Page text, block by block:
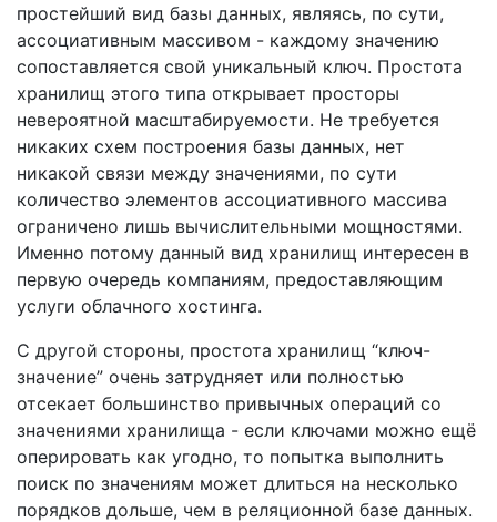
простейший вид базы данных, являясь, по сути,
ассоциативным массивом - каждому значению
сопоставляется свой уникальный ключ. Простота
хранилищ этого типа открывает просторы
невероятной масштабируемости. Не требуется
никаких схем построения базы данных, нет
никакой связи между значениями, по сути
количество элементов ассоциативного массива
ограничено лишь вычислительными мощностями.
Именно потому данный вид хранилищ интересен в
первую очередь компаниям, предоставляющим
услуги облачного хостинга.
С другой стороны, простота хранилищ “ключ-
значение” очень затрудняет или полностью
отсекает большинство привычных операций со
значениями хранилища - если ключами можно ещё
оперировать как угодно, то попытка выполнить
поиск по значениям может длиться на несколько
порядков дольше, чем в реляционной базе данных.